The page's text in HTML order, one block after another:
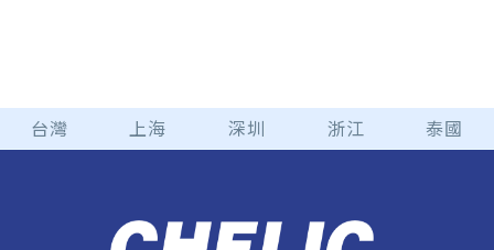
台灣 上海 深圳 浙江 泰國